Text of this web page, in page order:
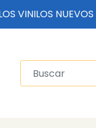
VINILOS NUEVOS